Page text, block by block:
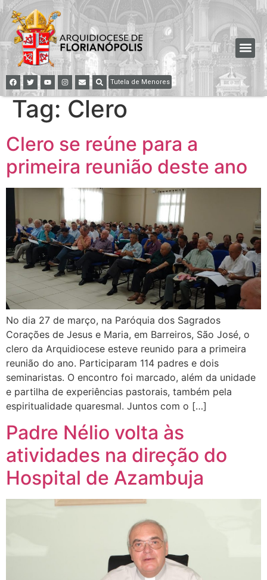
Tutela de Menores
Tag: Clero
Clero se reúne para a
primeira reunião deste ano
No dia 27 de março, na Paróquia dos Sagrados
Corações de Jesus e Maria, em Barreiros, São José, o
clero da Arquidiocese esteve reunido para a primeira
reunião do ano. Participaram 114 padres e dois
seminaristas. O encontro foi marcado, além da unidade
e partilha de experiências pastorais, também pela
espiritualidade quaresmal. Juntos com o […]
Padre Nélio volta às
atividades na direção do
Hospital de Azambuja